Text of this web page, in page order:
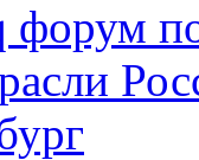
форум